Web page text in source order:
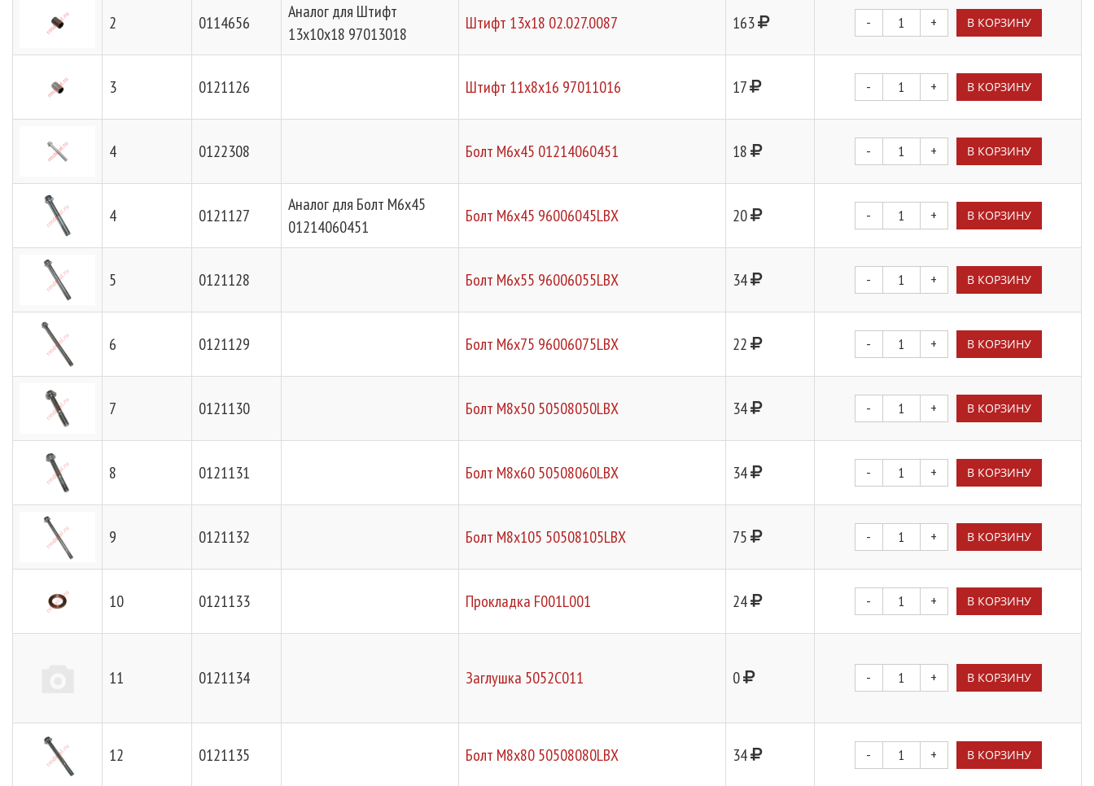
2 0114656
Аналог для Штифт
13х10х18 97013018
Штифт 13х18 02.027.0087 163 - + В КОРЗИНУ
3 0121126 Штифт 11х8х16 97011016 17 - + В КОРЗИНУ
4 0122308 Болт М6х45 01214060451 18 - + В КОРЗИНУ
4 0121127
Аналог для Болт М6х45
01214060451
Болт М6х45 96006045LBX 20 - + В КОРЗИНУ
5 0121128 Болт М6х55 96006055LBX 34 - + В КОРЗИНУ
6 0121129 Болт М6х75 96006075LBX 22 - + В КОРЗИНУ
7 0121130 Болт М8х50 50508050LBX 34 - + В КОРЗИНУ
8 0121131 Болт М8х60 50508060LBX 34 - + В КОРЗИНУ
9 0121132 Болт М8х105 50508105LBX 75 - + В КОРЗИНУ
10 0121133 Прокладка F001L001 24 - + В КОРЗИНУ
11 0121134 Заглушка 5052C011 0 - + В КОРЗИНУ
12 0121135 Болт М8х80 50508080LBX 34 - + В КОРЗИНУ